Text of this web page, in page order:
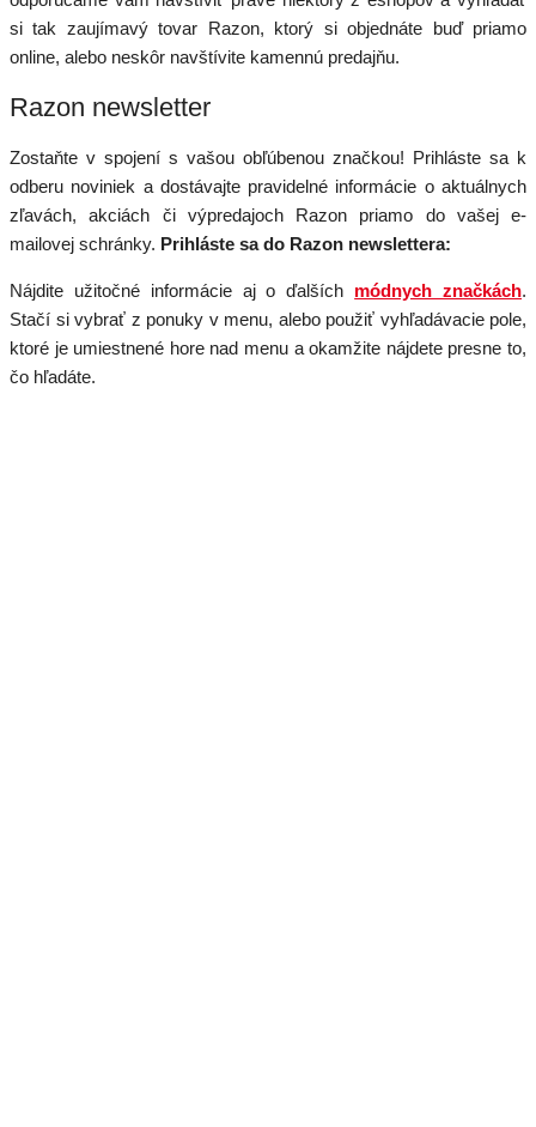
si tak zaujímavý tovar Razon, ktorý si objednáte buď priamo
online, alebo neskôr navštívite kamennú predajňu.
Razon newsletter
Zostaňte v spojení s vašou obľúbenou značkou! Prihláste sa k
odberu noviniek a dostávajte pravidelné informácie o aktuálnych
zľavách, akciách či výpredajoch Razon priamo do vašej e-
mailovej schránky. Prihláste sa do Razon newslettera:
Nájdite užitočné informácie aj o ďalších módnych značkách.
Stačí si vybrať z ponuky v menu, alebo použiť vyhľadávacie pole,
ktoré je umiestnené hore nad menu a okamžite nájdete presne to,
čo hľadáte.